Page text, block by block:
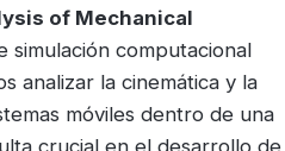
of Mechanical
simulación computacional
analizar la cinemática y la
móviles dentro de una